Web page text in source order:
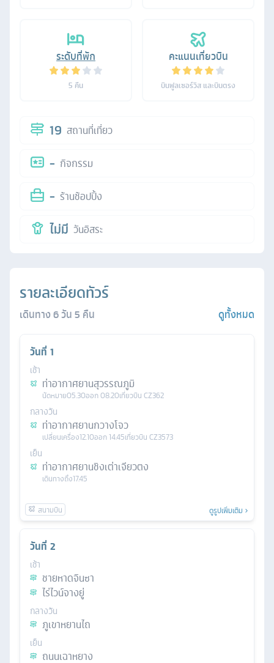
ระดับที่พัก
5 คืน
คะแนนเที่ยวบิน
บินฟูลเซอร์วิส และบินตรง
19 สถานที่เที่ยว
- กิจกรรม
- ร้านช้อปปิ้ง
ไม่มี วันอิสระ
รายละเอียดทัวร์
เดินทาง6วัน5 คืน ดูทั้งหมด
วันที่ 1
เช้า
ท่าอากาศยานสุวรรณภูมิ
นัดหมาย05.30ออก08.20เที่ยวบิน CZ362
กลางวัน
ท่าอากาศยานกวางโจว
เปลี่ยนเครื่อง12.10ออก14.45เที่ยวบิน CZ3573
เย็น
ท่าอากาศยานชิงเต่าเจียวตง
เดินทางถึง17.45
ดูรูปเพิ่มเติม
วันที่ 2
เช้า
ชายหาดจินซา
ไร่ไวน์จางยู่
กลางวัน
ภูเขาหยานไถ
เย็น
ถนนเฉาหยาง